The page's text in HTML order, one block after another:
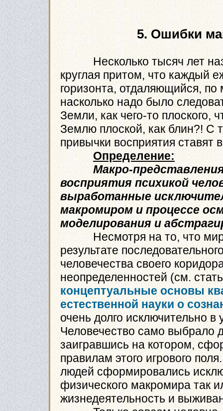
5. Ошибки
Несколько тысяч лет
круглая притом, что каждый
горизонта, отдаляющийся,
насколько надо было
Земли, как чего-то плоского,
Землю плоской, как блин?! С
привычки восприятия
Определение:
Макро-
восприятия психикой
выработанные
макромиром и процессе
моделирования и
Несмотря на то, что мир
результате
человечества своего
неопределенностей (см.
концептуальные основы
естественной науки о
очень долго исключительно
Человечество само выбрало
заигравшись на котором,
правилам этого игрового
людей сформировались
физического макромира так
жизнедеятельность и